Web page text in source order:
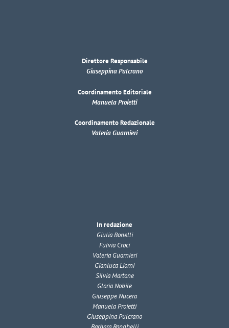
Direttore Responsabile
Giuseppina Pulcrano
Coordinamento Editoriale
Manuela Proietti
Coordinamento Redazionale
Valeria Guarnieri
In redazione
Giulia Bonelli
Fulvia Croci
Valeria Guarnieri
Gianluca Liorni
Silvia Martone
Gloria Nobile
Giuseppe Nucera
Manuela Proietti
Giuseppina Pulcrano